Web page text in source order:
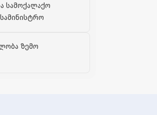
სამოქალაქო
ზემო